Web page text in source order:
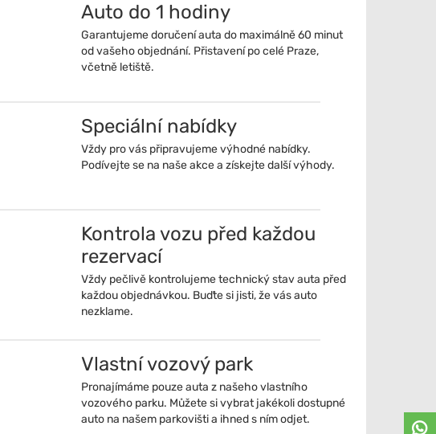
Auto do 1 hodiny
Garantujeme doručení auta do maximálně 60 minut
od vašeho objednání. Přistavení po celé Praze,
včetně letiště.
Speciální nabídky
Vždy pro vás připravujeme výhodné nabídky.
Podívejte se na naše akce a získejte další výhody.
Kontrola vozu před každou
rezervací
Vždy pečlivě kontrolujeme technický stav auta před
každou objednávkou. Buďte si jisti, že vás auto
nezklame.
Vlastní vozový park
Pronajímáme pouze auta z našeho vlastního
vozového parku. Můžete si vybrat jakékoli dostupné
auto na našem parkovišti a ihned s ním odjet.